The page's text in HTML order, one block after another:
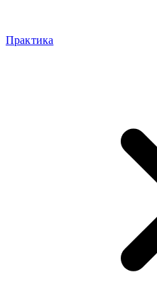
Практика